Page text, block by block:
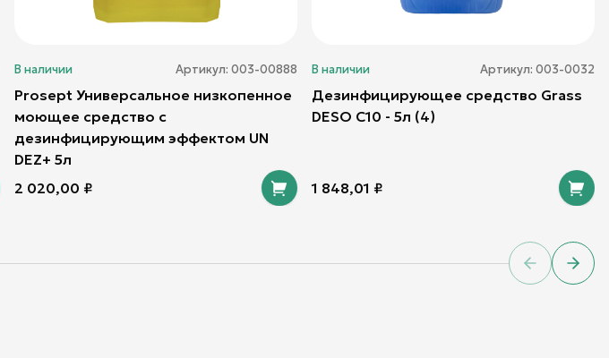
В наличии Артикул: 003-00888
Prosept Универсальное низкопенное
моющее средство с
дезинфицирующим эффектом UN
DEZ+ 5л
2 020,00 ₽
В наличии Артикул: 003-0032
Дезинфицирующее средство Grass
DESO C10 - 5л (4)
1 848,01 ₽
Previous
Next